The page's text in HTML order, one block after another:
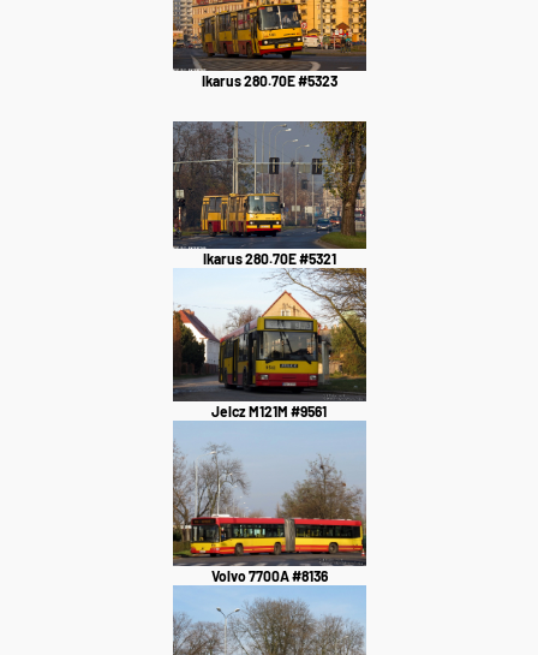
Ikarus 280.70E #5323
Ikarus 280.70E #5321
Jelcz M121M #9561
Volvo 7700A #8136